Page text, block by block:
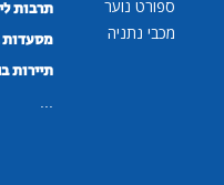
ספורט נוער
מכבי נתניה
תרבות
מסעדות
תיירות